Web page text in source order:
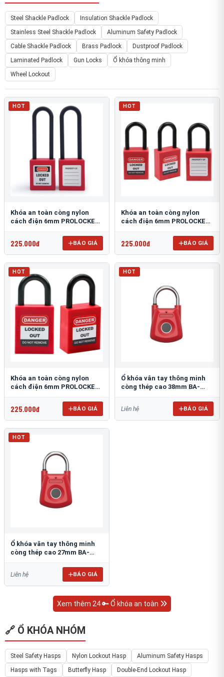
Steel Shackle Padlock
Insulation Shackle Padlock
Stainless Steel Shackle Padlock
Aluminum Safety Padlock
Cable Shackle Padlock
Brass Padlock
Dustproof Padlock
Laminated Padlock
Gun Locks
Ổ khóa thông minh
Wheel Lockout
HOT
Khóa an toàn còng nylon
cách điện 6mm PROLOCKEY
225.000đ BÁO GIÁ
HOT
Khóa an toàn còng nylon
cách điện 6mm PROLOCKEY
225.000đ BÁO GIÁ
HOT
Khóa an toàn còng nylon
cách điện 6mm PROLOCKEY
225.000đ BÁO GIÁ
HOT
Ổ khóa vân tay thông minh
còng thép cao 38mm BA-
Liên hệ BÁO GIÁ
HOT
Ổ khóa vân tay thông minh
còng thép cao 27mm BA-
Liên hệ BÁO GIÁ
Xem thêm 24 🔑 Ổ khóa an toàn
🔗 Ổ KHÓA NHÓM
Steel Safety Hasps Nylon Lockout Hasp
Aluminum Safety Hasps
Hasps with Tags
Butterfly Hasp
Double-End Lockout Hasp